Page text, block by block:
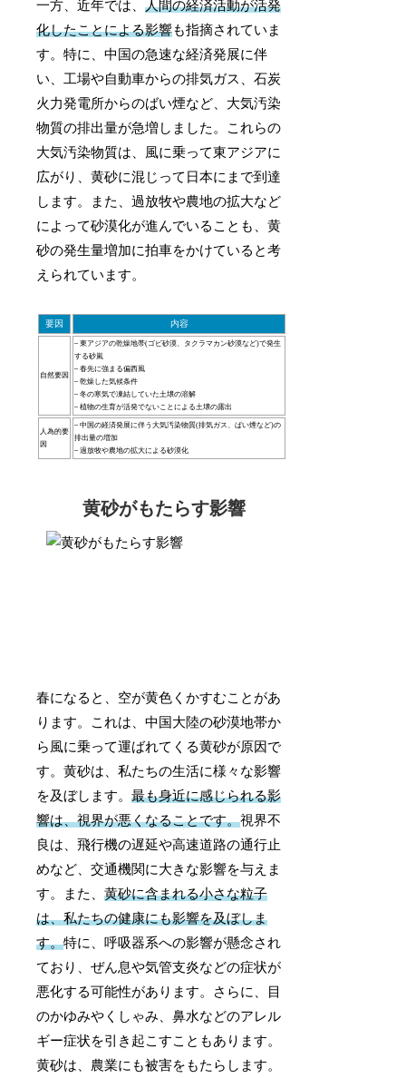
一方、近年では、人間の経済活動が活発
化したことによる影響も指摘されていま
す。特に、中国の急速な経済発展に伴
い、工場や自動車からの排気ガス、石炭
火力発電所からのばい煙など、大気汚染
物質の排出量が急増しました。これらの
大気汚染物質は、風に乗って東アジアに
広がり、黄砂に混じって日本にまで到達
します。また、過放牧や農地の拡大など
によって砂漠化が進んでいることも、黄
砂の発生量増加に拍車をかけていると考
えられています。
要因 内容
自然要因
– 東アジアの乾燥地帯(ゴビ砂漠、タクラマカン砂漠など)で発生
する砂嵐
– 春先に強まる偏西風
– 乾燥した気候条件
– 冬の寒気で凍結していた土壌の溶解
– 植物の生育が活発でないことによる土壌の露出
人為的要
因
– 中国の経済発展に伴う大気汚染物質(排気ガス、ばい煙など)の
排出量の増加
– 過放牧や農地の拡大による砂漠化
黄砂がもたらす影響
春になると、空が黄色くかすむことがあ
ります。これは、中国大陸の砂漠地帯か
ら風に乗って運ばれてくる黄砂が原因で
す。黄砂は、私たちの生活に様々な影響
を及ぼします。最も身近に感じられる影
響は、視界が悪くなることです。視界不
良は、飛行機の遅延や高速道路の通行止
めなど、交通機関に大きな影響を与えま
す。また、黄砂に含まれる小さな粒子
は、私たちの健康にも影響を及ぼしま
す。特に、呼吸器系への影響が懸念され
ており、ぜん息や気管支炎などの症状が
悪化する可能性があります。さらに、目
のかゆみやくしゃみ、鼻水などのアレル
ギー症状を引き起こすこともあります。
黄砂は、農業にも被害をもたらします。